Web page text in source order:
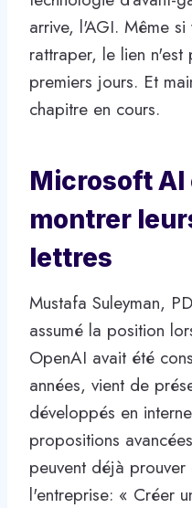
arrive, l'AGI. Même
rattraper, le lien n'est
premiers jours. Et
chapitre en cours.
Microsoft AI
montrer
lettres
Mustafa Suleyman,
assumé la position
OpenAI avait été
années, vient de
développés en
propositions
peuvent déjà
l'entreprise: « Créer